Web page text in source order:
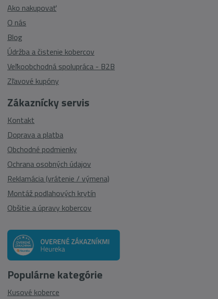
Zákaznícky servis
Kontakt
Doprava a platba
Obchodné podmienky
Ochrana osobných údajov
Reklamácia (vrátenie / výmena)
Montáž podlahových krytín
Obšitie a úpravy kobercov
Ako nakupovať
O nás
Blog
Údržba a čistenie kobercov
Veľkoobchodná spolupráca - B2B
Zľavové kupóny
Populárne kategórie
Kusové koberce